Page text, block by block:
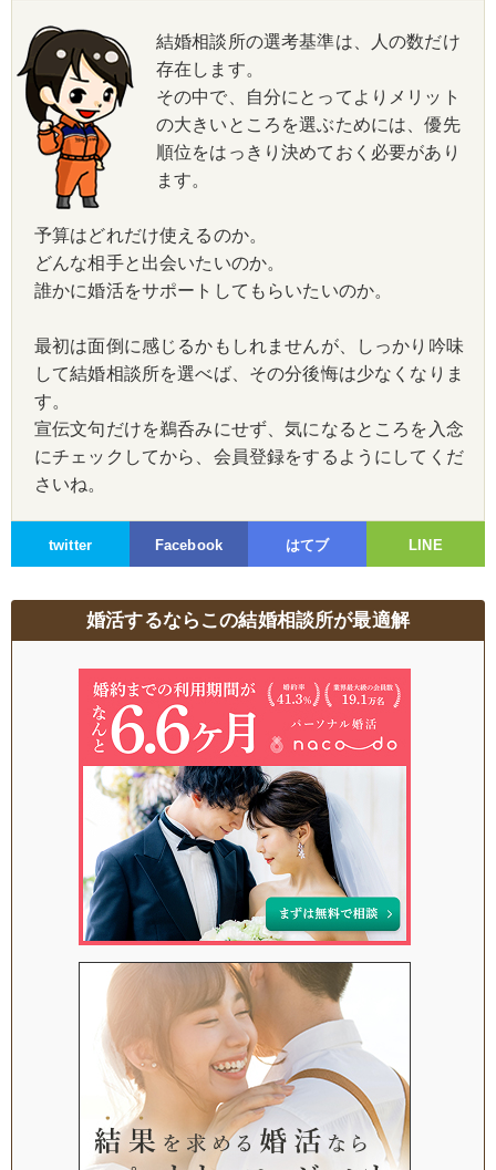
結婚相談所の選考基準は、人の数だけ
存在します。
その中で、自分にとってよりメリット
の大きいところを選ぶためには、優先
順位をはっきり決めておく必要があり
ます。
予算はどれだけ使えるのか。
どんな相手と出会いたいのか。
誰かに婚活をサポートしてもらいたいのか。
最初は面倒に感じるかもしれませんが、しっかり吟味
して結婚相談所を選べば、その分後悔は少なくなりま
す。
宣伝文句だけを鵜呑みにせず、気になるところを入念
にチェックしてから、会員登録をするようにしてくだ
さいね。
twitter Facebook はてブ LINE
婚活するならこの結婚相談所が最適解